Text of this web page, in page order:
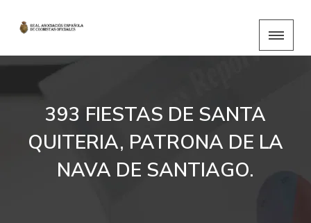
393 FIESTAS DE SANTA
QUITERIA, PATRONA DE LA
NAVA DE SANTIAGO.